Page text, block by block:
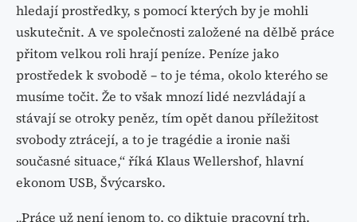
hledají prostředky, s pomocí kterých by je mohli
uskutečnit. A ve společnosti založené na dělbě práce
přitom velkou roli hrají peníze. Peníze jako
prostředek k svobodě – to je téma, okolo kterého se
musíme točit. Že to však mnozí lidé nezvládají a
stávají se otroky peněz, tím opět danou příležitost
svobody ztrácejí, a to je tragédie a ironie naši
současné situace,“ říká Klaus Wellershof, hlavní
ekonom USB, Švýcarsko.
„Práce už není jenom to, co diktuje pracovní trh.